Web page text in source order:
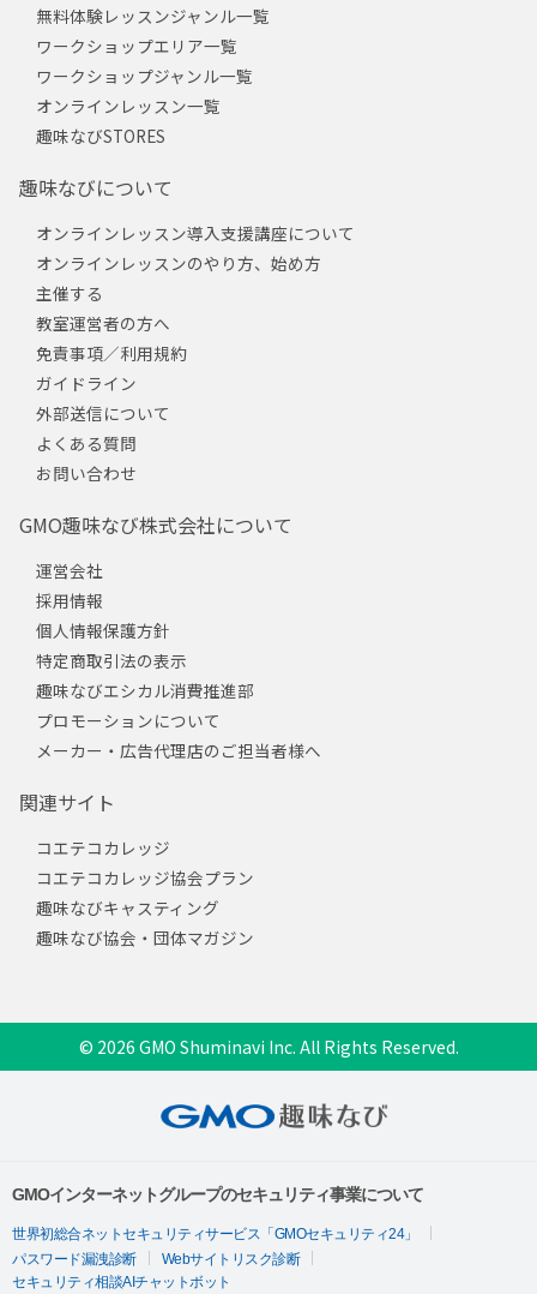
無料体験レッスンジャンル一覧
ワークショップエリア一覧
ワークショップジャンル一覧
オンラインレッスン一覧
趣味なびSTORES
趣味なびについて
オンラインレッスン導入支援講座について
オンラインレッスンのやり方、始め方
主催する
教室運営者の方へ
免責事項／利用規約
ガイドライン
外部送信について
よくある質問
お問い合わせ
GMO趣味なび株式会社について
運営会社
採用情報
個人情報保護方針
特定商取引法の表示
趣味なびエシカル消費推進部
プロモーションについて
メーカー・広告代理店のご担当者様へ
関連サイト
コエテコカレッジ
コエテコカレッジ協会プラン
趣味なびキャスティング
趣味なび協会・団体マガジン
© 2026 GMO Shuminavi Inc. All Rights Reserved.